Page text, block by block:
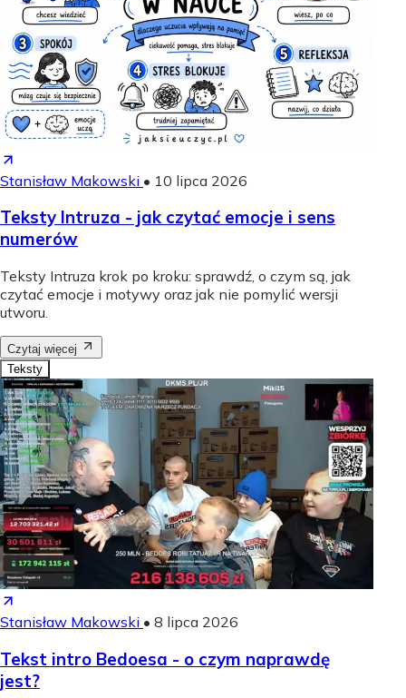
Stanisław Makowski • 10 lipca 2026
Teksty Intruza - jak czytać emocje i sens
numerów
Teksty Intruza krok po kroku: sprawdź, o czym są, jak
czytać emocje i motywy oraz jak nie pomylić wersji
utworu.
Czytaj więcej
Teksty
Stanisław Makowski • 8 lipca 2026
Tekst intro Bedoesa - o czym naprawdę
jest?